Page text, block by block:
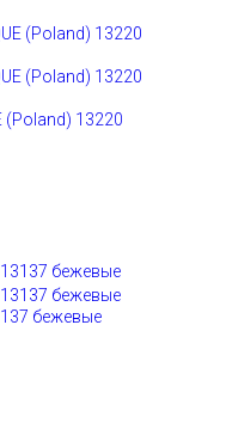
(Poland) 13220
бежевые